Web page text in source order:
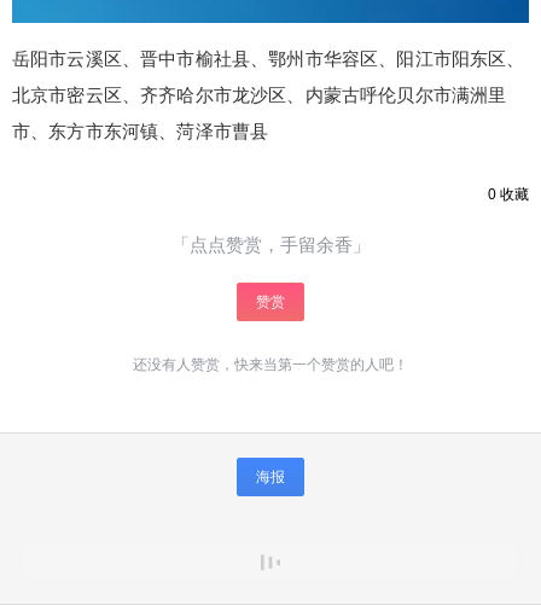
岳阳市云溪区、晋中市榆社县、鄂州市华容区、阳江市阳东区、
北京市密云区、齐齐哈尔市龙沙区、内蒙古呼伦贝尔市满洲里
市、东方市东河镇、菏泽市曹县
0 收藏
「点点赞赏，手留余香」
赞赏
还没有人赞赏，快来当第一个赞赏的人吧！
海报
立刻支付
您没有权限发布内容，请购买会员或者提升权
限。
6位以上